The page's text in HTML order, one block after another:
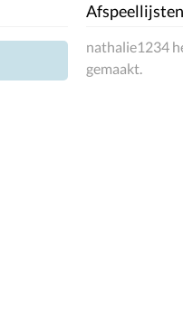
Afspeellijsten
nathalie1234
gemaakt.